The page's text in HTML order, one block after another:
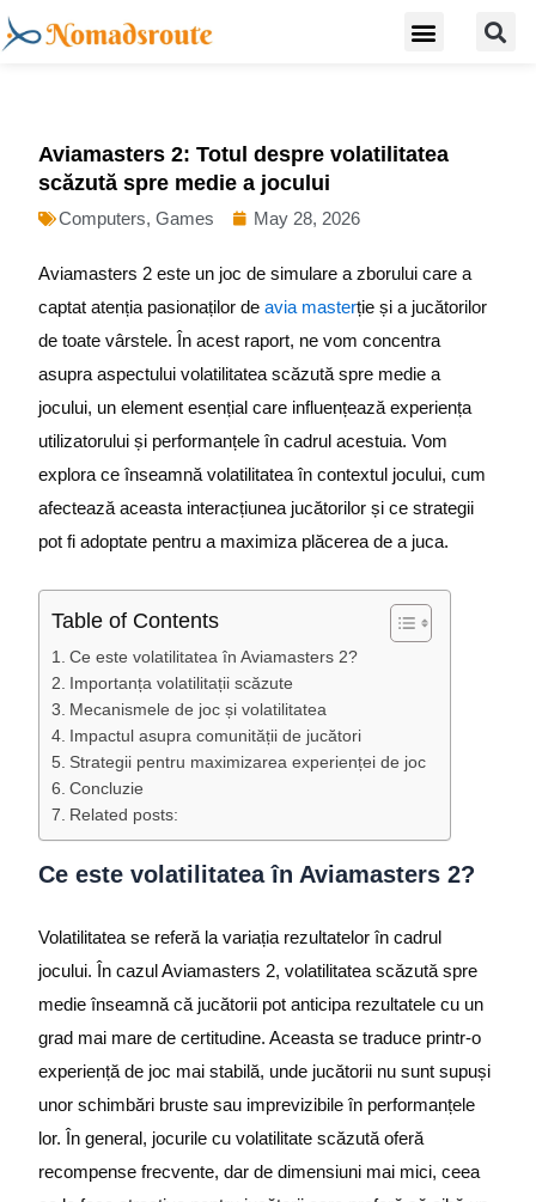
Skip
to
Menu
Aviamasters 2: Totul despre volatilitatea
scăzută spre medie a jocului
Computers, Games May 28, 2026
Aviamasters 2 este un joc de simulare a zborului care a
captat atenția pasionaților deavia masterție și a jucătorilor
de toate vârstele. În acest raport, ne vom concentra
asupra aspectului volatilitatea scăzută spre medie a
jocului, un element esențial care influențează experiența
utilizatorului și performanțele în cadrul acestuia. Vom
explora ce înseamnă volatilitatea în contextul jocului, cum
afectează aceasta interacțiunea jucătorilor și ce strategii
pot fi adoptate pentru a maximiza plăcerea de a juca.
Table of Contents
Ce este volatilitatea în Aviamasters 2?
Importanța volatilitații scăzute
Mecanismele de joc și volatilitatea
Impactul asupra comunității de jucători
Strategii pentru maximizarea experienței de joc
Concluzie
Related posts:
Ce este volatilitatea în Aviamasters 2?
Volatilitatea se referă la variația rezultatelor în cadrul
jocului. În cazul Aviamasters 2, volatilitatea scăzută spre
medie înseamnă că jucătorii pot anticipa rezultatele cu un
grad mai mare de certitudine. Aceasta se traduce printr-o
experiență de joc mai stabilă, unde jucătorii nu sunt supuși
unor schimbări bruste sau imprevizibile în performanțele
lor. În general, jocurile cu volatilitate scăzută oferă
recompense frecvente, dar de dimensiuni mai mici, ceea